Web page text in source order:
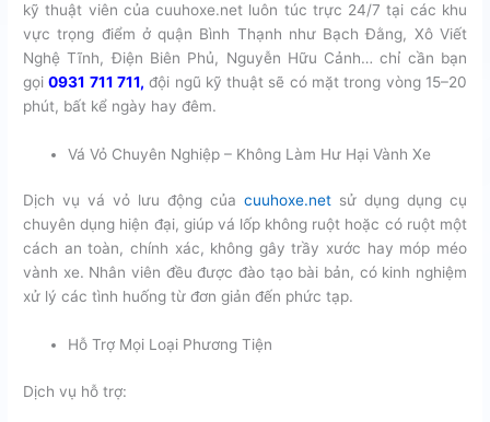
kỹ thuật viên của cuuhoxe.net luôn túc trực 24/7 tại các khu
vực trọng điểm ở quận Bình Thạnh như Bạch Đằng, Xô Viết
Nghệ Tĩnh, Điện Biên Phủ, Nguyễn Hữu Cảnh… chỉ cần bạn
gọi0931 711 711, đội ngũ kỹ thuật sẽ có mặt trong vòng 15–20
phút, bất kể ngày hay đêm.
Vá Vỏ Chuyên Nghiệp – Không Làm Hư Hại Vành Xe
Dịch vụ vá vỏ lưu động của cuuhoxe.net sử dụng dụng cụ
chuyên dụng hiện đại, giúp vá lốp không ruột hoặc có ruột một
cách an toàn, chính xác, không gây trầy xước hay móp méo
vành xe. Nhân viên đều được đào tạo bài bản, có kinh nghiệm
xử lý các tình huống từ đơn giản đến phức tạp.
Hỗ Trợ Mọi Loại Phương Tiện
Dịch vụ hỗ trợ: